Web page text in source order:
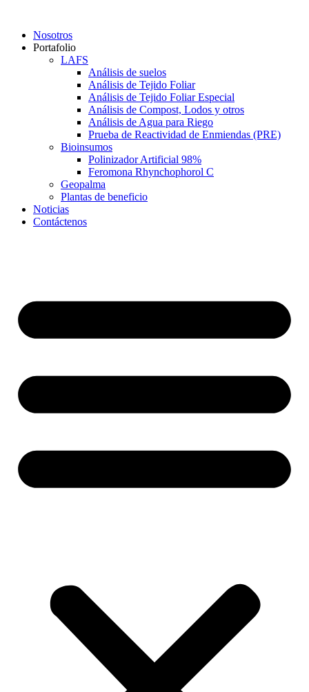
contenidoNosotros
Portafolio
LAFS
Análisis de suelos
Análisis de Tejido Foliar
Análisis de Tejido Foliar Especial
Análisis de Compost, Lodos y otros
Análisis de Agua para Riego
Prueba de Reactividad de Enmiendas (PRE)
Bioinsumos
Polinizador Artificial 98%
Feromona Rhynchophorol C
Geopalma
Plantas de beneficio
Noticias
Contáctenos